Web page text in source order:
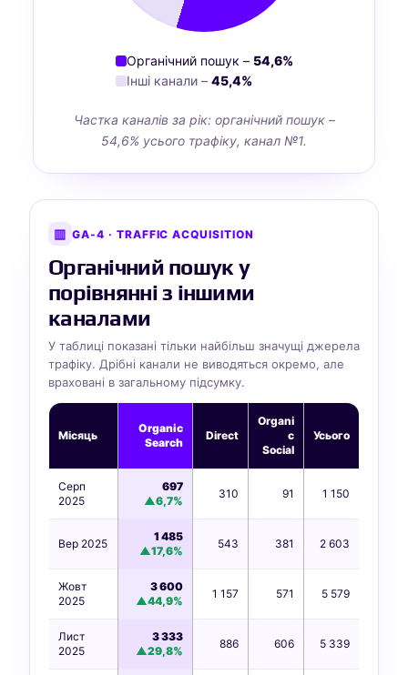
Органічний пошук – 54,6%
Інші канали – 45,4%
Частка каналів за рік: органічний пошук –
54,6% усього трафіку, канал №1.
▥ GA-4 · TRAFFIC ACQUISITION
Органічний пошук у
порівнянні з іншими
каналами
У таблиці показані тільки найбільш значущі джерела
трафіку. Дрібні канали не виводяться окремо, але
враховані в загальному підсумку.
Місяць
Organic
Search
Direct
Organi
c
Social
Усього
Серп
2025
697
▲6,7%
310 91 1 150
Вер 2025
1 485
▲17,6%
543 381 2 603
Жовт
2025
3 600
▲44,9%
1 157 571 5 579
Лист
2025
3 333
▲29,8%
886 606 5 339